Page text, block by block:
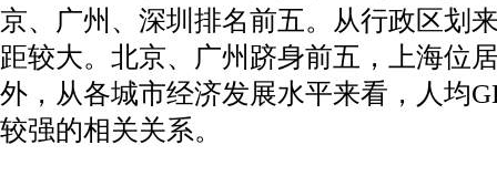
京、广州、深圳排名前五。从行政区划
距较大。北京、广州跻身前五，上海位
外，从各城市经济发展水平来看，人均
较强的相关关系。